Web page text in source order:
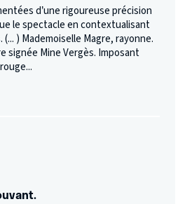
d’une rigoureuse précision
le spectacle en contextualisant
) Mademoiselle Magre, rayonne.
signée Mine Vergès. Imposant